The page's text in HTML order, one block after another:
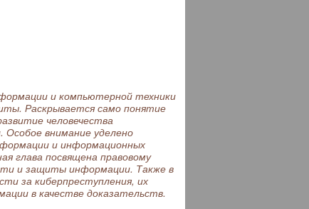
и компьютерной техники
Раскрывается само понятие
человечества
внимание уделено
и информационных
глава посвящена правовому
и защиты информации. Также в
за киберпреступления, их
в качестве доказательств.